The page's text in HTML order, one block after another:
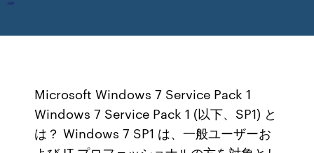
Microsoft Windows 7 Service Pack 1
Windows 7 Service Pack 1 (以下、SP1) と
は？ Windows 7 SP1 は、一般ユーザーお